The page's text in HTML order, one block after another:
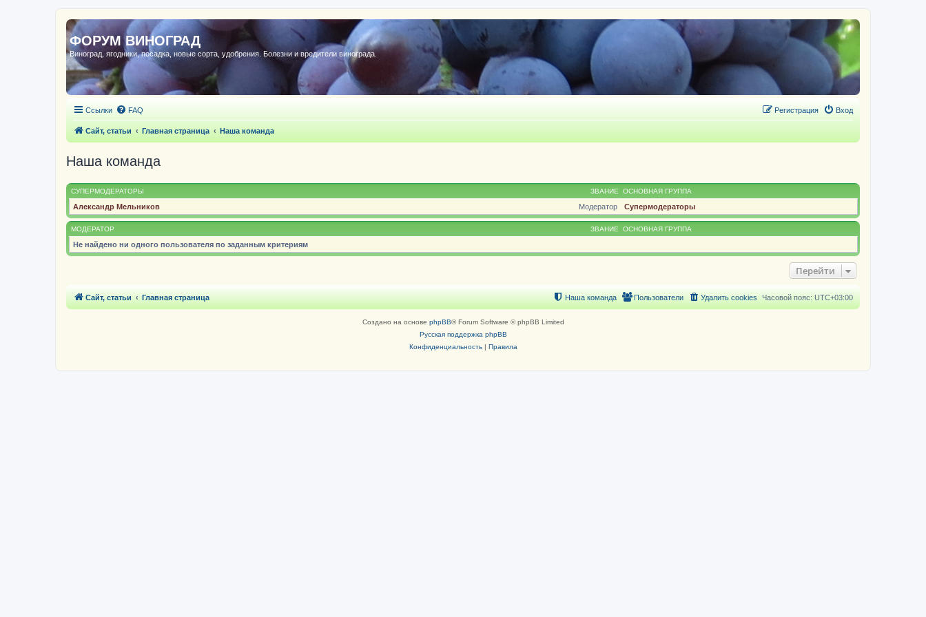
ФОРУМ ВИНОГРАД
Виноград, ягодники, посадка, новые сорта, удобрения. Болезни и вредители винограда.
Ссылки FAQ Вход
Регистрация
Сайт, статьи Главная страница Наша команда
Наша команда
ЗВАНИЕ
СУПЕРМОДЕРАТОРЫ ОСНОВНАЯ ГРУППА
Модератор
Александр Мельников Супермодераторы
ЗВАНИЕ
МОДЕРАТОР ОСНОВНАЯ ГРУППА
Не найдено ни одного пользователя по заданным критериям
Перейти
Сайт, статьи Главная страница Часовой пояс: UTC+03:00
Удалить cookies
Пользователи
Наша команда
Создано на основе phpBB® Forum Software © phpBB Limited
Русская поддержка phpBB
Конфиденциальность| Правила